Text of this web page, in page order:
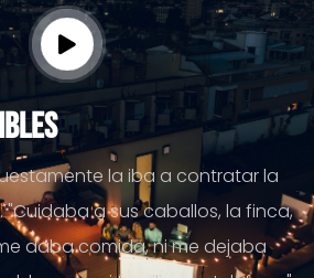
la iba a contratar la
"Cuidaba a sus caballos, la finca,
daba comida, ni me dejaba